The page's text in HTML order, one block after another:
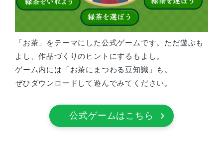
「お茶」をテーマにした公式ゲームです。ただ遊ぶも
よし、作品づくりのヒントにするもよし。
ゲーム内には「お茶にまつわる豆知識」も。
ぜひダウンロードして遊んでみてください。
公式ゲームはこちら